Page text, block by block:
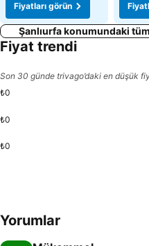
Fiyatları görün
Şanlıurfa konumundaki
Fiyat trendi
Son 30 günde trivago’daki en düşük
₺0
₺0
₺0
Yorumlar